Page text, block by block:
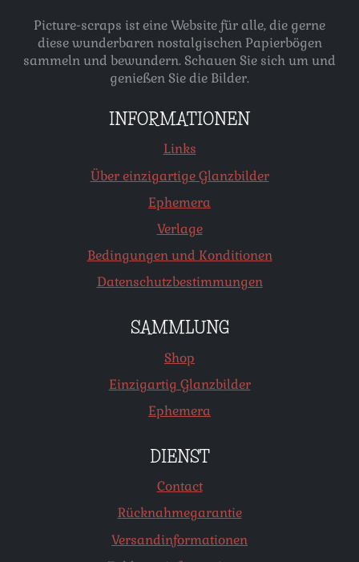
Picture-scraps ist eine Website für alle, die gerne
diese wunderbaren nostalgischen Papierbögen
sammeln und bewundern. Schauen Sie sich um und
genießen Sie die Bilder.
INFORMATIONEN
Links
Über einzigartige Glanzbilder
Ephemera
Verlage
Bedingungen und Konditionen
Datenschutzbestimmungen
SAMMLUNG
Shop
Einzigartig Glanzbilder
Ephemera
DIENST
Contact
Rücknahmegarantie
Versandinformationen